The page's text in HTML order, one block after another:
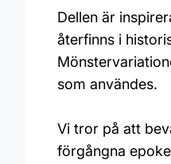
Dellen är
återfinns i
som användes.
Vi tror på att
förgångna